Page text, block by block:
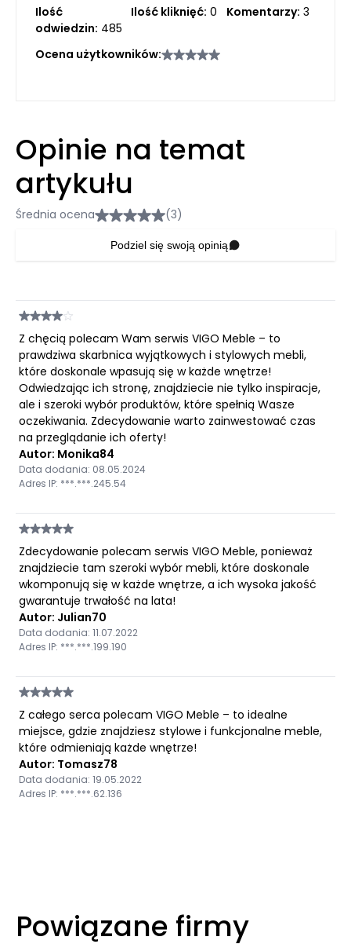
Ilość
odwiedzin: 485
Ilość kliknięć: 0 Komentarzy: 3
Ocena użytkowników:
Opinie na temat
artykułu
Średnia ocena (3)
Podziel się swoją opinią
Z chęcią polecam Wam serwis VIGO Meble – to
prawdziwa skarbnica wyjątkowych i stylowych mebli,
które doskonale wpasują się w każde wnętrze!
Odwiedzając ich stronę, znajdziecie nie tylko inspiracje,
ale i szeroki wybór produktów, które spełnią Wasze
oczekiwania. Zdecydowanie warto zainwestować czas
na przeglądanie ich oferty!
Autor: Monika84
Data dodania: 08.05.2024
Adres IP: ***.***.245.54
Zdecydowanie polecam serwis VIGO Meble, ponieważ
znajdziecie tam szeroki wybór mebli, które doskonale
wkomponują się w każde wnętrze, a ich wysoka jakość
gwarantuje trwałość na lata!
Autor: Julian70
Data dodania: 11.07.2022
Adres IP: ***.***.199.190
Z całego serca polecam VIGO Meble – to idealne
miejsce, gdzie znajdziesz stylowe i funkcjonalne meble,
które odmieniają każde wnętrze!
Autor: Tomasz78
Data dodania: 19.05.2022
Adres IP: ***.***.62.136
Powiązane firmy